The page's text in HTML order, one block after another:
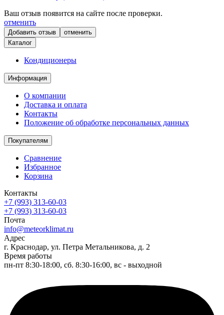
Ваш отзыв появится на сайте после проверки.
отменить
отменить
Каталог
Кондиционеры
Информация
О компании
Доставка и оплата
Контакты
Положение об обработке персональных данных
Покупателям
Сравнение
Избранное
Корзина
Контакты
+7 (993) 313-60-03
+7 (993) 313-60-03
Почта
info@meteorklimat.ru
Адрес
г. Краснодар, ул. Петра Метальникова, д. 2
Время работы
пн-пт 8:30-18:00, сб. 8:30-16:00, вс - выходной